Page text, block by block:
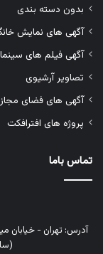
بدون دسته بندی
آگهی های نمایش
آگهی فیلم های
تصاویر آرشیوی
آگهی های فضای
پروژه های افترافکت
تماس باما